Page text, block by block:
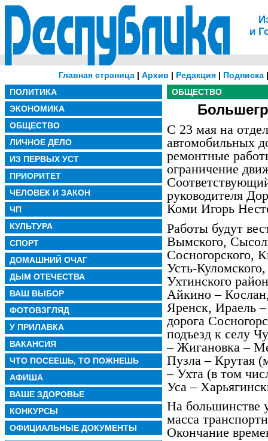
и
Главная страница | Архив | Редакция | Подписка
ПОЛИТИКА
ЭКОНОМИКА
ОБЩЕСТВО
ЛИЧНОЕ ДЕЛО
ИЗ ПЕРВЫХ УСТ
ПРИОРИТЕТ
ЧЕЛОВЕК И ЗАКОН
ЧП
КУЛЬТУРА
СПОРТ
ДОМАШНИЙ ОЧАГ
ДЫМ ОТЕЧЕСТВА
ВАШ ВЫБОР
ФОТОВЗГЛЯД
У ПРИЛАВКА
ВАКАНСИЯ
ЧТО ПОСЕЕШЬ, ТО ПОЖНЕШЬ
АФИША
ВАШЕ ЗДОРОВЬЕ
КОНКУРСЫ
ОФИЦИАЛЬНЫЕ ДОКУМЕНТЫ
ОБЩЕСТВО
С 23 мая на
автомобильных
ремонтные
ограничение
руководителя
Коми Игорь
Работы будут
Вымского,
Сосногорского,
Усть-
Ухтинского
Айкино –
Яренск, Ираель
дорога
подъезд к селу
– Жигановка –
Пузла – Крутая
– Ухта (в том
Уса –
На большинстве
масса
Окончание